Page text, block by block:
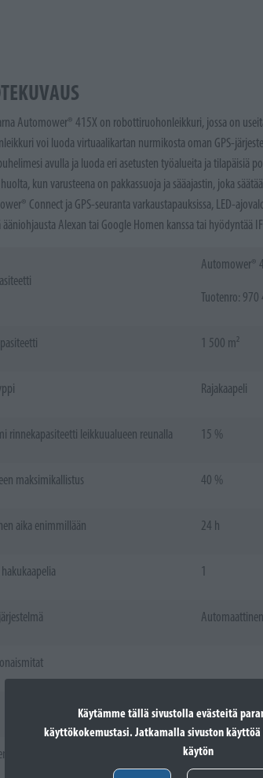
Käytämme tällä sivustolla evästeitä
käyttökokemustasi. Jatkamalla sivuston käyttöä
käytön
Automower® 415X on robottiruohonleikkuri, jossa on
voi luoda virtuaalikartan nurmikosta oman GPS-
avulla ja luoda eri asetusten työalueita ja tilapäisiä
kun varusteena on pakkassuoja ja sääajastin, joka
Connect ja GPS-seuranta varkaustapauksissa, LED-
ääniohjausta Alexan tai Google Homen kanssa tai hyödyntää
Automower®
Tuotenro: 970
1 500 m²
Rajakaapeli
rinnekapasiteetti leikkuualueen reunalla 15 %
maksimikallistus 40 %
aika enimmillään 24 h
hakukaapelia 1
Automaattinen
9,7 kg
koko, pituus 61 cm